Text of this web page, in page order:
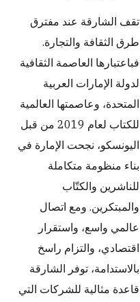
تقف الشارقة عند مفترق
طرق الثقافة والتجارة.
فباعتبارها العاصمة الثقافية
لدولة الإمارات العربية
المتحدة، وعاصمتها العالمية
للكتاب لعام 2019 من قبل
اليونسكو، نجحت الإمارة في
بناء منظومة متكاملة
للناشرين والكتّاب
والمبتكرين. ومع اتصال
عالمي واسع، واستقرار
اقتصادي، والتزام راسخ
بالاستدامة، توفر الشارقة
قاعدة مثالية للشركات التي